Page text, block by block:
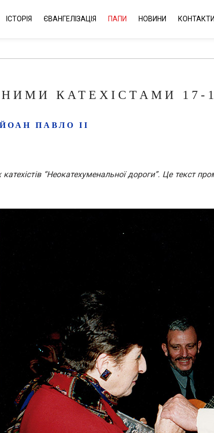
ІСТОРІЯ ЄВАНГЕЛІЗАЦІЯ ПАПИ НОВИНИ КОНТАКТИ
КАТЕХІСТАМИ 17-
ПАВЛО ІІ
“Неокатехуменальної дороги”. Це текст